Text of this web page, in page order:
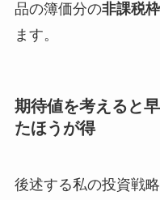
品の簿価分の非課税
ます。
期待値を考えると
たほうが得
後述する私の投資戦